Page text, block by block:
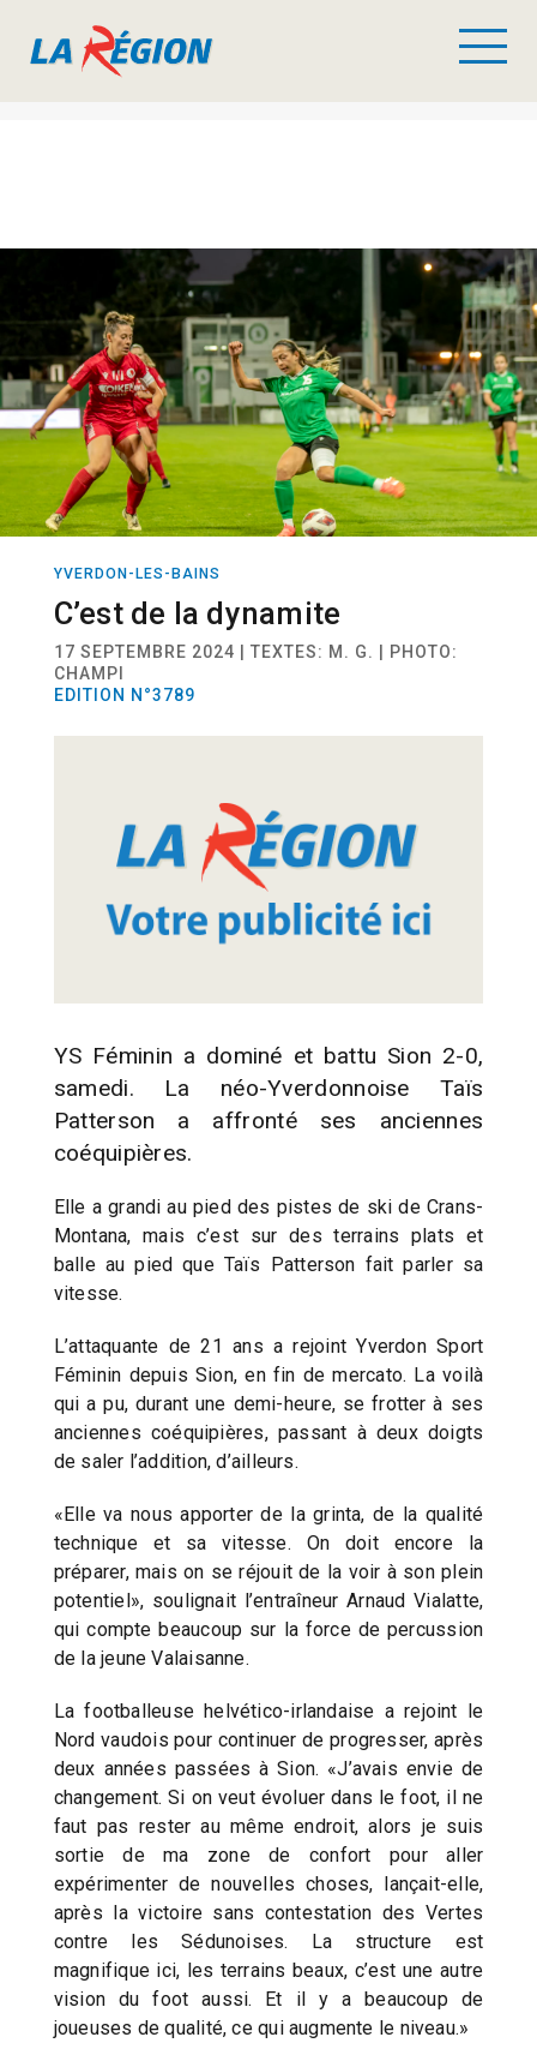
YVERDON-LES-BAINS
C’est de la dynamite
17 SEPTEMBRE 2024 | TEXTES: M. G. | PHOTO:
CHAMPI
EDITION N°3789
YS Féminin a dominé et battu Sion 2-0,
samedi. La néo-Yverdonnoise Taïs
Patterson a affronté ses anciennes
coéquipières.
Elle a grandi au pied des pistes de ski de Crans-
Montana, mais c’est sur des terrains plats et
balle au pied que Taïs Patterson fait parler sa
vitesse.
L’attaquante de 21 ans a rejoint Yverdon Sport
Féminin depuis Sion, en fin de mercato. La voilà
qui a pu, durant une demi-heure, se frotter à ses
anciennes coéquipières, passant à deux doigts
de saler l’addition, d’ailleurs.
«Elle va nous apporter de la grinta, de la qualité
technique et sa vitesse. On doit encore la
préparer, mais on se réjouit de la voir à son plein
potentiel», soulignait l’entraîneur Arnaud Vialatte,
qui compte beaucoup sur la force de percussion
de la jeune Valaisanne.
La footballeuse helvético-irlandaise a rejoint le
Nord vaudois pour continuer de progresser, après
deux années passées à Sion. «J’avais envie de
changement. Si on veut évoluer dans le foot, il ne
faut pas rester au même endroit, alors je suis
sortie de ma zone de confort pour aller
expérimenter de nouvelles choses, lançait-elle,
après la victoire sans contestation des Vertes
contre les Sédunoises. La structure est
magnifique ici, les terrains beaux, c’est une autre
vision du foot aussi. Et il y a beaucoup de
joueuses de qualité, ce qui augmente le niveau.»